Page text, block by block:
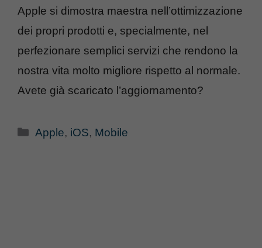
Apple si dimostra maestra nell’ottimizzazione
dei propri prodotti e, specialmente, nel
perfezionare semplici servizi che rendono la
nostra vita molto migliore rispetto al normale.
Avete già scaricato l’aggiornamento?
Categorie
Apple, iOS, Mobile